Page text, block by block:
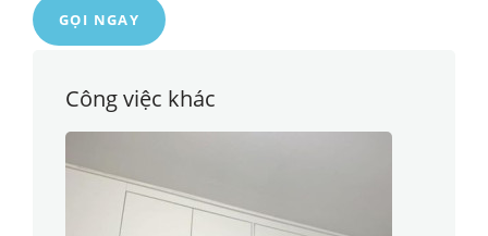
GỌI NGAY
Công việc khác